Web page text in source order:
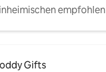
empfohlen
Gifts